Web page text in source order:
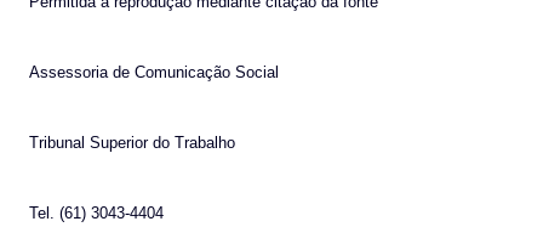
Assessoria de Comunicação Social
Tribunal Superior do Trabalho
Tel. (61) 3043-4404